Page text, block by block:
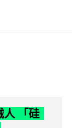
人 「硅